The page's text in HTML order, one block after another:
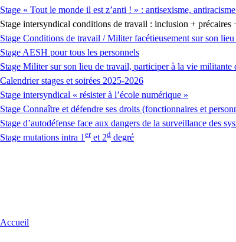
Stage « Tout le monde il est z’anti ! » : antisexisme,
Stage intersyndical conditions de travail : inclusion + précaires
Stage Conditions de travail / Militer facétieusement sur son
Stage AESH pour tous les personnels
Stage Militer sur son lieu de travail, participer à la vie militante
Calendrier stages et soirées 2025-2026
Stage intersyndical « résister à l’école numérique »
Stage Connaître et défendre ses droits (fonctionnaires et
Stage d’autodéfense face aux dangers de la surveillance des
Stage mutations intra 1 eret 2d degré
Accueil